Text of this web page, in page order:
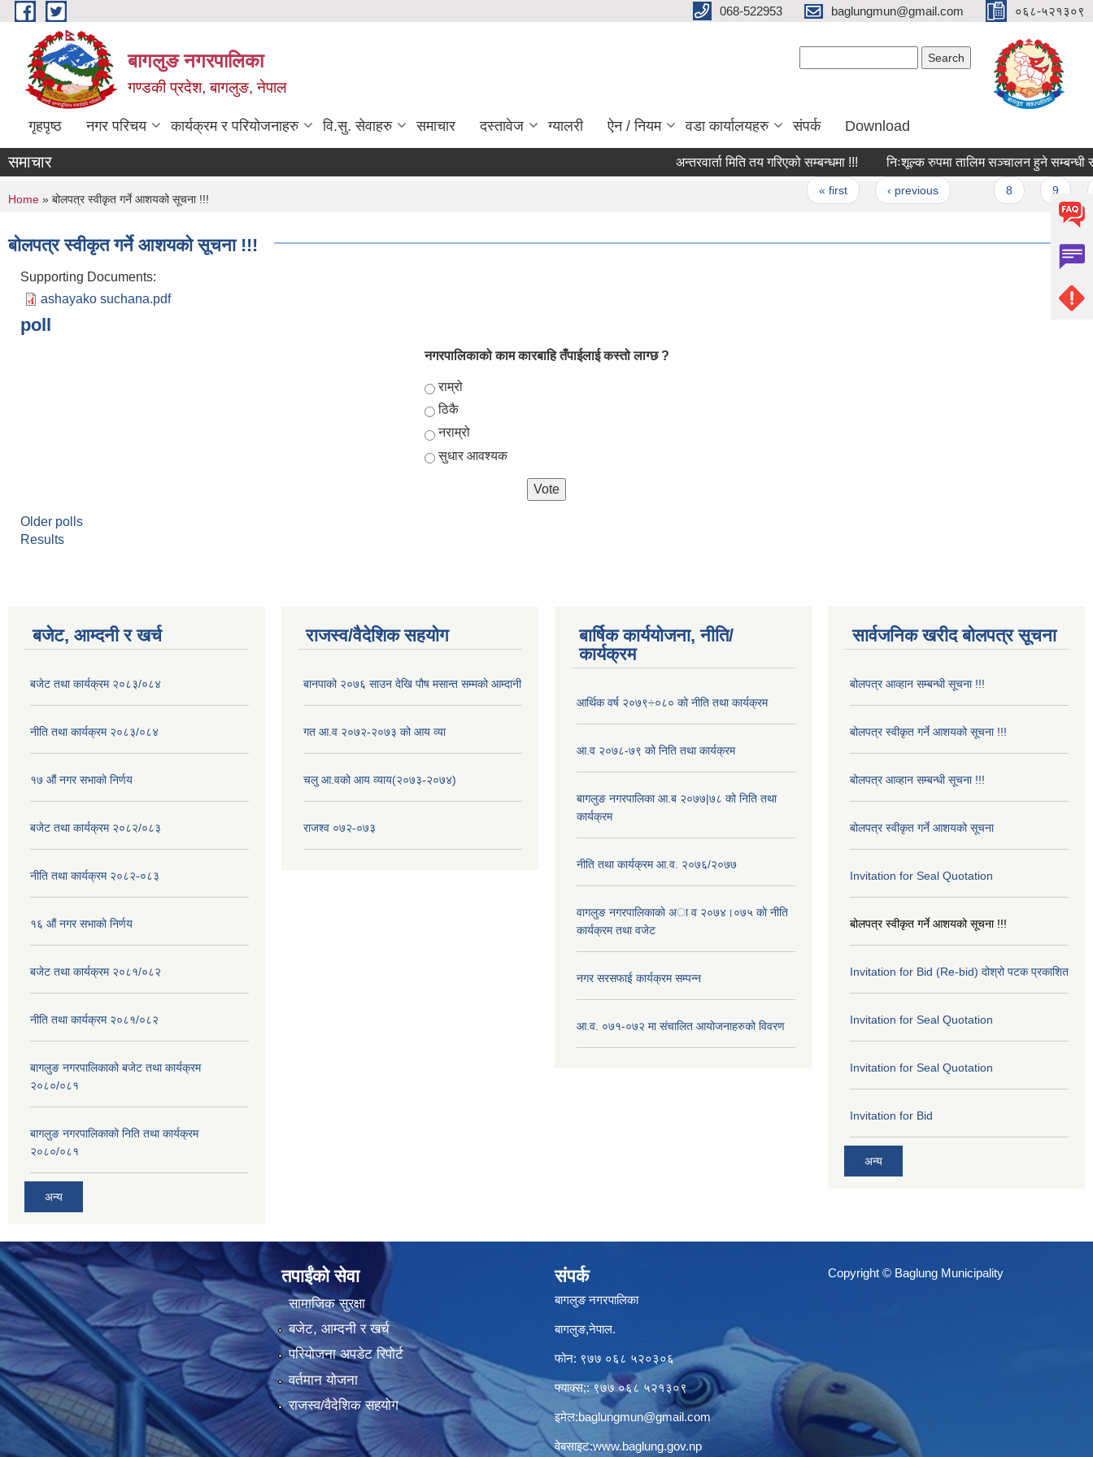
Skip to main content 068-522953 baglungmun@gmail.com ०६८-५२१३०९
बागलुङ नगरपालिका
गण्डकी प्रदेश, बागलुङ, नेपाल
गृहपृष्ठ नगर परिचय कार्यक्रम र परियोजनाहरु वि.सु. सेवाहरु समाचार दस्तावेज ग्यालरी ऐन / नियम वडा कार्यालयहरु संपर्क Download
समाचार अन्तरवार्ता मिति तय गरिएको सम्बन्धमा !!! निःशूल्क रुपमा तालिम सञ्चालन हुने
« first ‹ previous
You are here
Home » बोलपत्र स्वीकृत गर्ने आशयको सूचना !!!
बोलपत्र स्वीकृत गर्ने आशयको सूचना !!!
Supporting Documents:
ashayako suchana.pdf
poll
नगरपालिकाको काम कारबाहि तँपाईलाई कस्तो लाग्छ ?
Choices
राम्रो
ठिकै
नराम्रो
सुधार आवश्यक
Older polls
Results
बजेट, आम्दनी र खर्च
बजेट तथा कार्यक्रम २०८३/०८४
नीति तथा कार्यक्रम २०८३/०८४
१७ ‌‍औं नगर सभाकाे निर्णय
बजेट तथा कार्यक्रम २०८२/०८३
नीति तथा कार्यक्रम २०८२-०८३
१६ ‌औं नगर सभाकाे निर्णय
बजेट तथा कार्यक्रम २०८१/०८२
नीति तथा कार्यक्रम २०८१/०८२
बागलुङ नगरपालिकाको बजेट तथा कार्यक्रम
२०८०/०८१
बागलुङ नगरपालिकाको निति तथा कार्यक्रम
२०८०/०८१
अन्य
राजस्व/वैदेशिक सहयोग
बानपाको २०७६ साउन देखि पौष मसान्त सम्मको आम्दानी
गत आ.व २०७२-२०७३ को आय व्या
चलु आ.वको आय व्याय(२०७३-२०७४)
राजश्व ०७२-०७३
बार्षिक कार्ययोजना, नीति/
कार्यक्रम
आर्थिक वर्ष २०७९÷०८० को नीति तथा कार्यक्रम
आ.व २०७८-७९ को निति तथा कार्यक्रम
बागलुङ नगरपालिका आ.ब २०७७|७८ को निति तथा
कार्यक्रम
नीति तथा कार्यक्रम आ.व. २०७६/२०७७
वागलुङ नगरपालिकाकाे अा‍ व २०७४।०७५ काे नीति
कार्यक्रम तथा वजेट
नगर सरसफाई कार्यक्रम सम्पन्न
आ.व. ०७१-०७२ मा संचालित आयोजनाहरुको विवरण
सार्वजनिक खरीद बोलपत्र सूचना
बोलपत्र आव्हान सम्बन्धी सूचना !!!
बोलपत्र स्वीकृत गर्ने आशयको सूचना !!!
बोलपत्र आव्हान सम्बन्धी सूचना !!!
बोलपत्र स्वीकृत गर्ने आशयको सूचना
Invitation for Seal Quotation
बोलपत्र स्वीकृत गर्ने आशयको सूचना !!!
Invitation for Bid (Re-bid) दोश्रो पटक प्रकाशित
Invitation for Seal Quotation
Invitation for Seal Quotation
Invitation for Bid
अन्य
तपाईंको सेवा
सामाजिक सुरक्षा
बजेट, आम्दनी र खर्च
परियोजना अपडेट रिपोर्ट
वर्तमान योजना
राजस्व/वैदेशिक सहयोग
संपर्क
बागलुङ नगरपालिका
बागलुङ,नेपाल.
फोन: ९७७ ०६८ ५२०३०६
फ्याक्स;: ९७७ ०६८ ५२१३०९
इमेल:baglungmun@gmail.com
वेबसाइट:www.baglung.gov.np
Copyright © Baglung Municipality